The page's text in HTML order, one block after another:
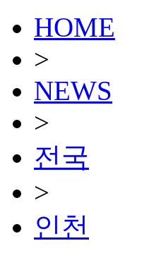
HOME
>
NEWS
>
전국
>
인천